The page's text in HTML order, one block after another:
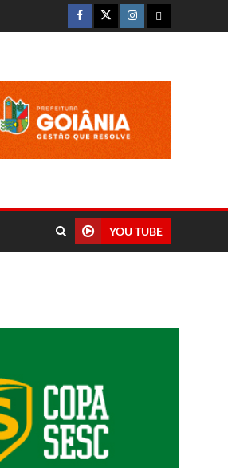
YOU TUBE